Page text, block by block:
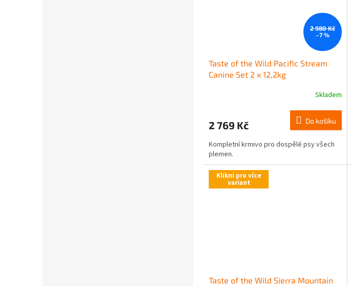
2 980 Kč
–7 %
Taste of the Wild Pacific Stream
Canine Set 2 x 12,2kg
Skladem
2 769 Kč Do košíku
Kompletní krmivo pro dospělé psy všech
plemen.
Klikni pro více
variant
Taste of the Wild Sierra Mountain